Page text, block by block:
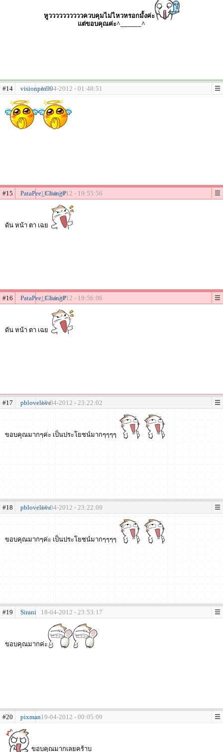
หูววววววววววควบคุมไม่ไหวหรอกมั้งค่ะ
แต่ขอบคุณค่ะ^______^
#14 visionpro9916-04-2012 - 01:48:51
#15 PataPee_ChangP
18-04-2012 - 19:55:56
ดัน หน้า ตา เฉย
#16 PataPee_ChangP
18-04-2012 - 19:56:06
ดัน หน้า ตา เฉย
#17 pblovelove18-04-2012 - 23:22:02
ขอบคุณมากๆค่ะ เป็นประโยชน์มากๆๆๆๆ
#18 pblovelove18-04-2012 - 23:22:09
ขอบคุณมากๆค่ะ เป็นประโยชน์มากๆๆๆๆ
#19 Sirani 18-04-2012 - 23:53:17
ขอบคุณมากค่ะ
#20 pixman19-04-2012 - 00:05:09
ขอบคุณมากเลยคร้าบ